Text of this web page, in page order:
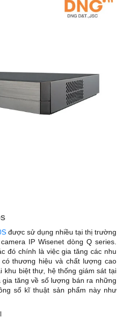
được sử dụng nhiều tại thị trường
IP Wisenet dòng Q series.
đó chính là việc gia tăng các nhu
thương hiệu và chất lượng cao
khu biệt thự, hệ thống giám sát tại
tăng về số lượng bán ra những
số kĩ thuật sản phẩm này như